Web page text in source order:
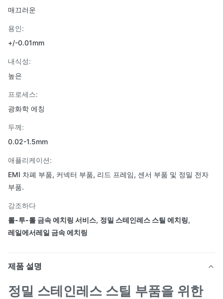
매끄러운
용인:
+/-0.01mm
내식성:
높은
프로세스:
광화학 에칭
두께:
0.02-1.5mm
애플리케이션:
EMI 차폐 부품, 커넥터 부품, 리드 프레임, 센서 부품 및 정밀 전자
부품.
강조하다
롤-투-롤 금속 에치링 서비스, 정밀 스테인레스 스틸 에치링,
레일에서레일 금속 에치링
제품 설명
정밀 스테인레스 스틸 부품을 위한